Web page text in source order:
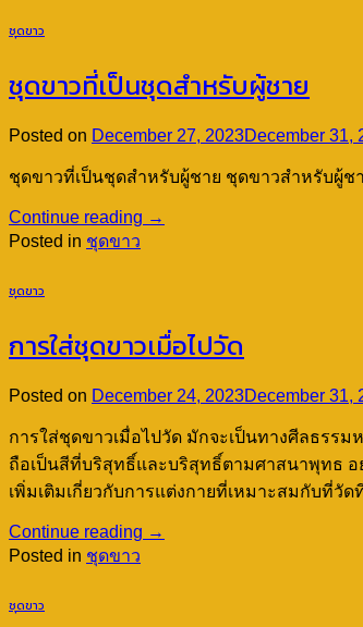
ชุดขาว
ชุดขาวที่เป็นชุดสำหรับผู้ชาย
Posted on December 27, 2023December 31,
ชุดขาวที่เป็นชุดสำหรับผู้ชาย ชุดขาวสำหรับผู้
Continue reading →
Posted in ชุดขาว
ชุดขาว
การใส่ชุดขาวเมื่อไปวัด
Posted on December 24, 2023December 31,
การใส่ชุดขาวเมื่อไปวัด มักจะเป็นทางศีลธรร
ถือเป็นสีที่บริสุทธิ์และบริสุทธิ์ตามศาสนาพุทธ
เพิ่มเติมเกี่ยวกับการแต่งกายที่เหมาะสมกับที่
Continue reading →
Posted in ชุดขาว
ชุดขาว